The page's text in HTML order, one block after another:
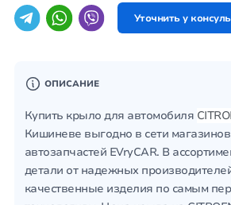
Уточнить у
ОПИСАНИЕ
Купить крыло для автомобиля
Кишиневе выгодно в сети магазинов
автозапчастей EVryCAR. В
детали от надежных
качественные изделия по самым